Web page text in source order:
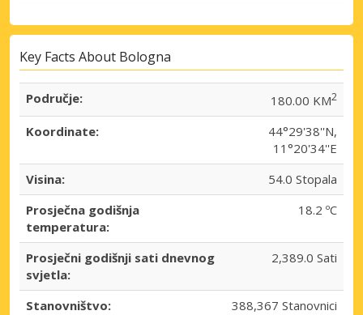
Key Facts About Bologna
Područje: 180.00 KM2
Koordinate:
44°29'38''N,
11°20'34''E
Visina:
54.0 Stopala
Prosječna godišnja
temperatura:
18.2 ºC
Prosječni godišnji sati dnevnog
svjetla:
2,389.0 Sati
Stanovništvo: 388,367 Stanovnici